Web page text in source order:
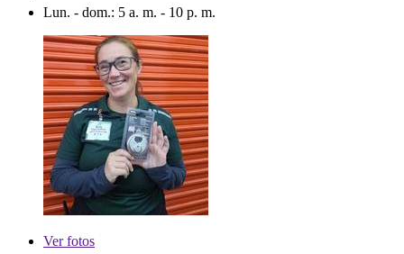
Lun. - dom.: 5 a. m. - 10 p. m.
Verfotos